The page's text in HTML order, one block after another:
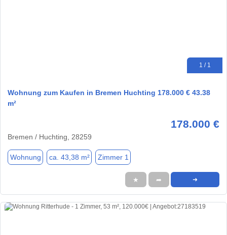
1 / 1
Wohnung zum Kaufen in Bremen Huchting 178.000 € 43.38
m²
178.000 €
Bremen / Huchting, 28259
Wohnung ca. 43,38 m² Zimmer 1
★ ➦ ➜